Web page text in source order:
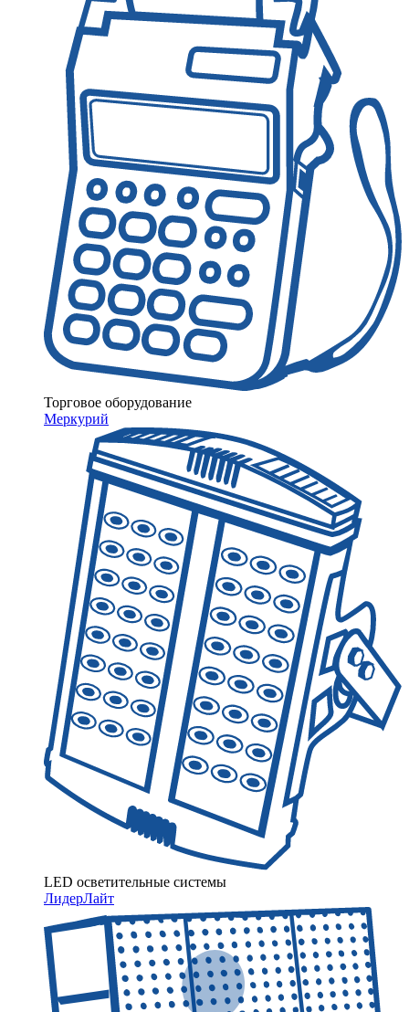
Торговое оборудование
Меркурий
LED осветительные системы
ЛидерЛайт